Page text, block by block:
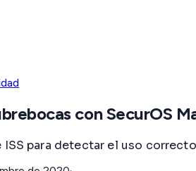
con SecurOS
para detectar el uso